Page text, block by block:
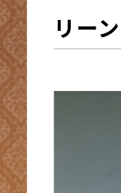
リーン